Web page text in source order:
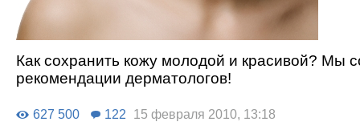
Как сохранить кожу молодой и красивой? Мы
рекомендации дерматологов!
627 500 122 15 февраля 2010, 13:18